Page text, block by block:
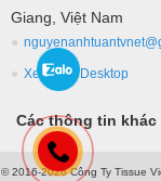
Giang, Việt Nam
Xem bản Desktop
Các thông tin khác
© 2016-2026 Công Ty Tissue